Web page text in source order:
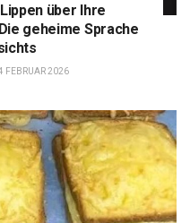
über Ihre
geheime Sprache
FEBRUAR 2026